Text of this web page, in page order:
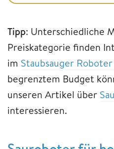
Tipp: Unterschiedliche
Preiskategorie finden
im Staubsauger Roboter
begrenztem Budget
unseren Artikel über
interessieren.